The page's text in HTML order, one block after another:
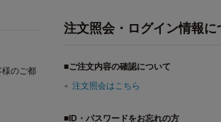
様のご都
注文照会・ログイン情報に
■ご注文内容の確認について
注文照会はこちら
■ID・パスワードをお忘れの方